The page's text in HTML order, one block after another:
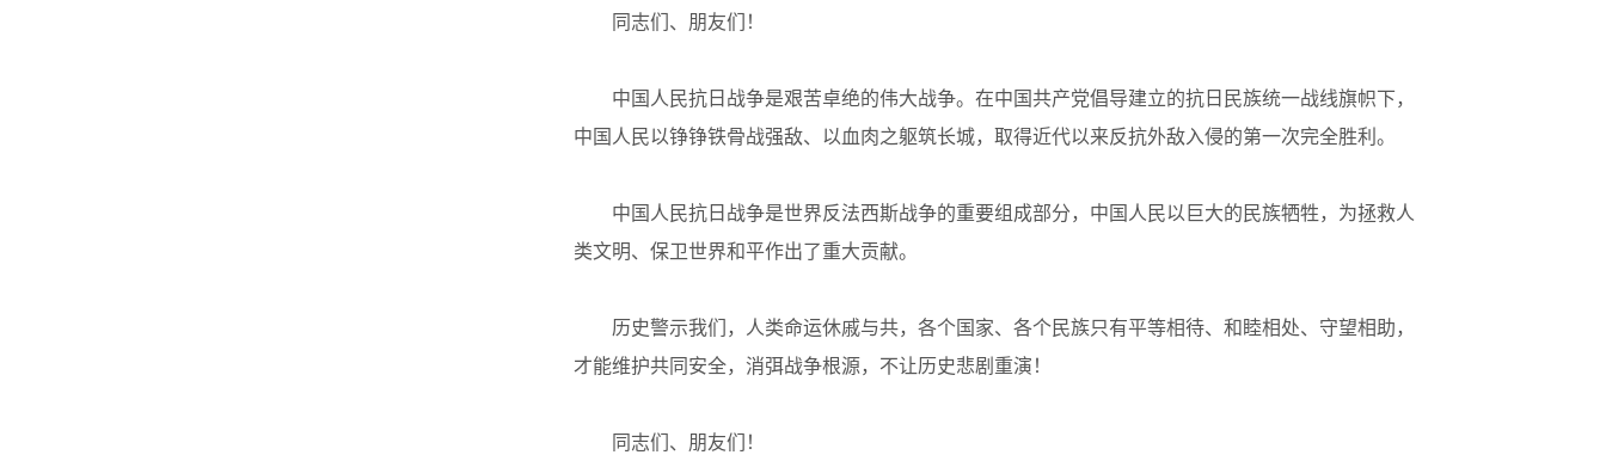
同志们、朋友们！
中国人民抗日战争是艰苦卓绝的伟大战争。在中国共产党倡导建立的抗日民族统一战线旗帜下，
中国人民以铮铮铁骨战强敌、以血肉之躯筑长城，取得近代以来反抗外敌入侵的第一次完全胜利。
中国人民抗日战争是世界反法西斯战争的重要组成部分，中国人民以巨大的民族牺牲，为拯救人
类文明、保卫世界和平作出了重大贡献。
历史警示我们，人类命运休戚与共，各个国家、各个民族只有平等相待、和睦相处、守望相助，
才能维护共同安全，消弭战争根源，不让历史悲剧重演！
同志们、朋友们！